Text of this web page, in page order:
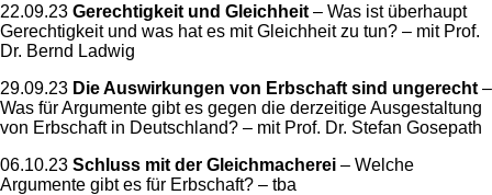
22.09.23 Gerechtigkeit und Gleichheit – Was ist überhaupt
Gerechtigkeit und was hat es mit Gleichheit zu tun? – mit Prof.
Dr. Bernd Ladwig
29.09.23 Die Auswirkungen von Erbschaft sind ungerecht –
Was für Argumente gibt es gegen die derzeitige Ausgestaltung
von Erbschaft in Deutschland? – mit Prof. Dr. Stefan Gosepath
06.10.23 Schluss mit der Gleichmacherei – Welche
Argumente gibt es für Erbschaft? – tba